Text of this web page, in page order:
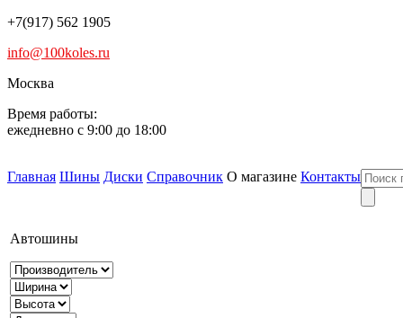
+7(917) 562 1905
info@100koles.ru
Москва
Время работы:
ежедневно с 9:00 до 18:00
Главная Шины Диски Справочник О магазине Контакты
Автошины